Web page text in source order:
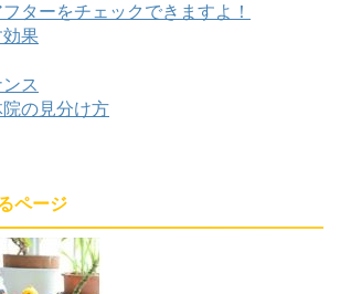
ターをチェックできますよ！
果
ス
の見分け方
ページ